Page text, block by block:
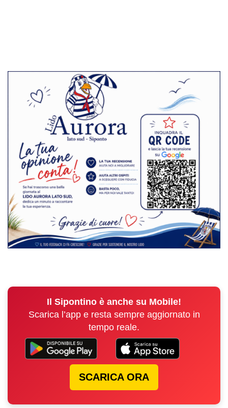
Il Sipontino è anche su Mobile!
Scarica l’app e resta sempre aggiornato in
tempo reale.
SCARICA ORA